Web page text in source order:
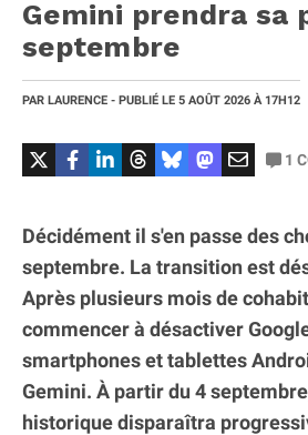
Gemini prendra sa
septembre
PAR LAURENCE - PUBLIÉ LE 5 AOÛT 2026 À 17H12
1
Décidément il s'en passe des
septembre. La transition est
Après plusieurs mois de
commencer à désactiver
smartphones et tablettes
Gemini. À partir du 4
historique disparaîtra